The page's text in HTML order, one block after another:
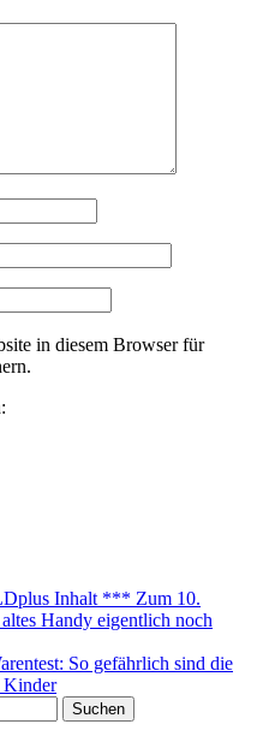
in diesem Browser für
Inhalt *** Zum 10.
Handy eigentlich noch
So gefährlich sind die
Kinder
Suchen